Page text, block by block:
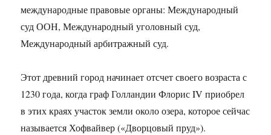
международные правовые органы: Международный
суд ООН, Международный уголовный суд,
Международный арбитражный суд.
Этот древний город начинает отсчет своего возраста с
1230 года, когда граф Голландии Флорис IV приобрел
в этих краях участок земли около озера, которое сейчас
называется Хофвайвер («Дворцовый пруд»).